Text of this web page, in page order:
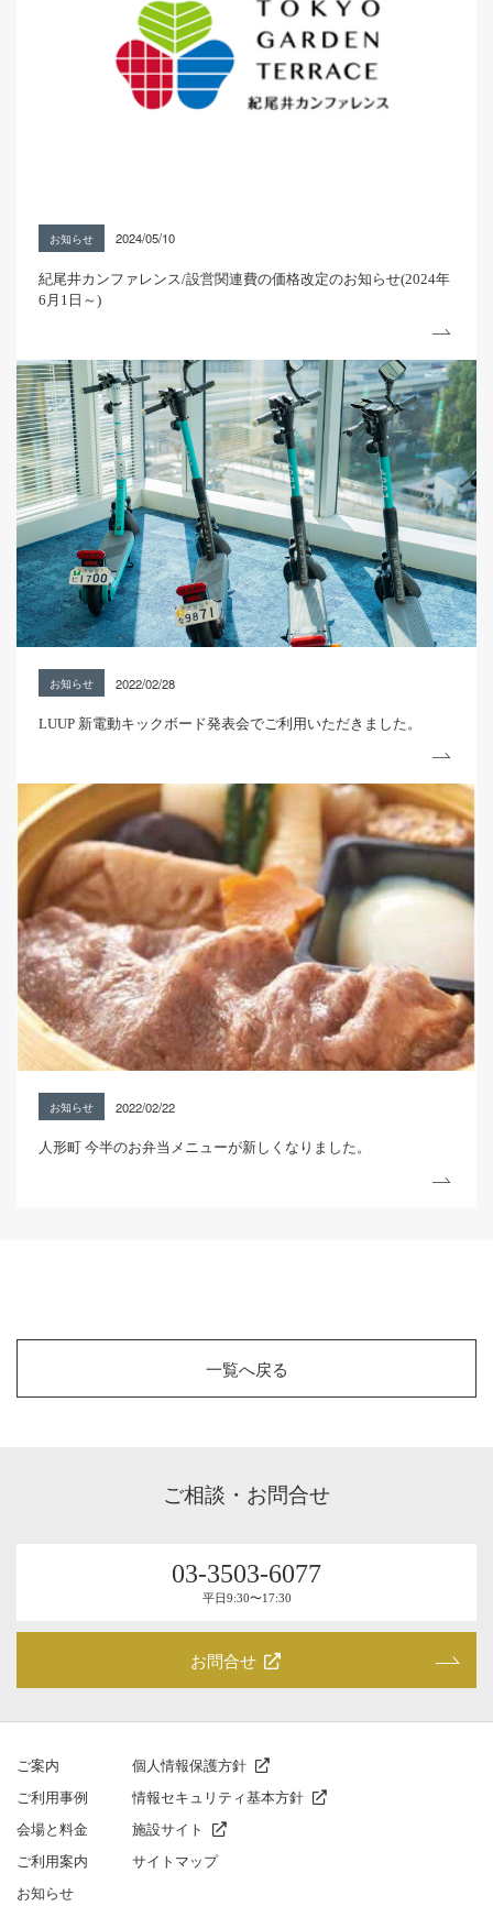
お知らせ 2024/05/10
紀尾井カンファレンス/設営関連費の価格改定のお知らせ(2024年
6月1日～)
お知らせ 2022/02/28
LUUP 新電動キックボード発表会でご利用いただきました。
お知らせ 2022/02/22
人形町 今半のお弁当メニューが新しくなりました。
一覧へ戻る
ご相談・お問合せ
03-3503-6077
平⽇9:30〜17:30
お問合せ
ご案内
ご利⽤事例
会場と料⾦
ご利⽤案内
お知らせ
個人情報保護方針
情報セキュリティ基本方針
施設サイト
サイトマップ